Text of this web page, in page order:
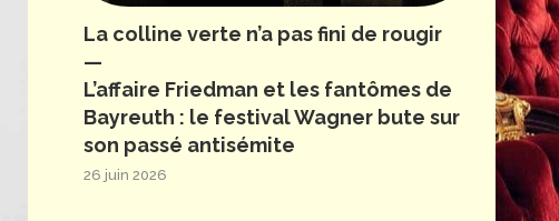
La colline verte n’a pas fini de rougir
—
L’affaire Friedman et les fantômes de
Bayreuth : le festival Wagner bute sur
son passé antisémite
26 juin 2026